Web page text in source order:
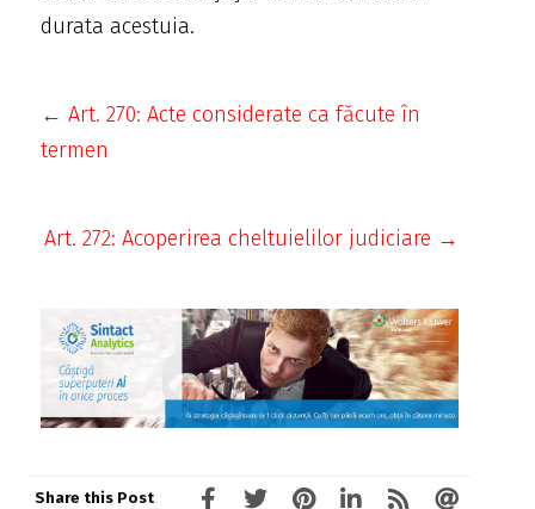
durata acestuia.
← Art. 270: Acte considerate ca făcute în
termen
Art. 272: Acoperirea cheltuielilor judiciare →
Share this Post